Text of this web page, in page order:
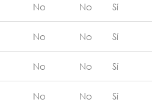
No No Sí
No No Sí
No No Sí
No No Sí